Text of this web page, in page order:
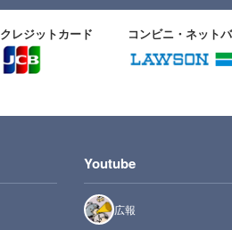
クレジットカード コンビニ・ネット
Youtube
広報